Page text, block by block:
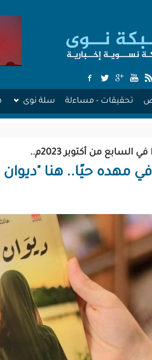
تحقيقات - مساءلة سلة نوى
من أكتوبر 2023م..
مهده حيًا.. هنا
مش وقته!!
ليس مطلوباً
ليضع
سؤال من يضعون
وخططهم في